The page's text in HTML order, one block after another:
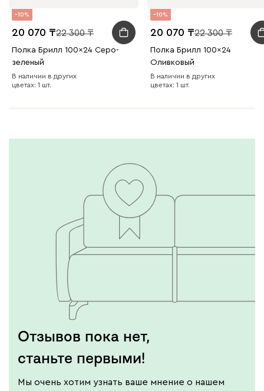
10
20 070 22 300
Полка Брилл 100x24 Серо-
зеленый
В наличии в других
цветах: 1 шт.
10
20 070 22 300
Полка Брилл 100x24
Оливковый
В наличии в других
цветах: 1 шт.
Отзывов пока нет,
станьте первыми!
Мы очень хотим узнать ваше мнение о нашем